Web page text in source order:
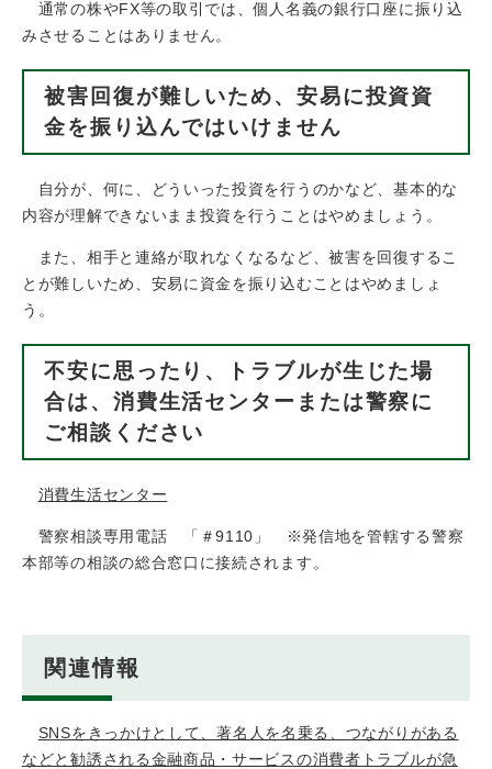
通常の株やFX等の取引では、個人名義の銀行口座に振り込
みさせることはありません。
被害回復が難しいため、安易に投資資
金を振り込んではいけません
自分が、何に、どういった投資を行うのかなど、基本的な
内容が理解できないまま投資を行うことはやめましょう。
また、相手と連絡が取れなくなるなど、被害を回復するこ
とが難しいため、安易に資金を振り込むことはやめましょ
う。
不安に思ったり、トラブルが生じた場
合は、消費生活センターまたは警察に
ご相談ください
消費生活センター
警察相談専用電話 「＃9110」 ※発信地を管轄する警察
本部等の相談の総合窓口に接続されます。
関連情報
SNSをきっかけとして、著名人を名乗る、つながりがある
などと勧誘される金融商品・サービスの消費者トラブルが急